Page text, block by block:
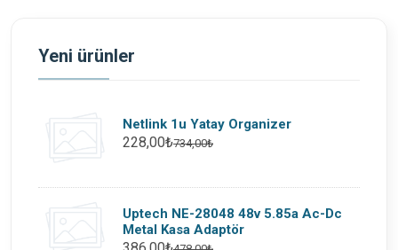
Yeni ürünler
Netlink 1u Yatay Organizer
228,00₺734,00₺
Uptech NE-28048 48v 5.85a Ac-Dc
Metal Kasa Adaptör